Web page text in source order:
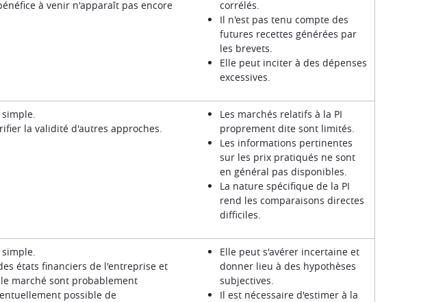
à venir n'apparaît pas encore
corrélés.
Il n'est pas tenu compte des
futures recettes générées par
les brevets.
Elle peut inciter à des dépenses
excessives.
la validité d'autres approches.
Les marchés relatifs à la PI
proprement dite sont limités.
Les informations pertinentes
sur les prix pratiqués ne sont
en général pas disponibles.
La nature spécifique de la PI
rend les comparaisons directes
difficiles.
états financiers de l'entreprise et
marché sont probablement
possible de
Elle peut s'avérer incertaine et
donner lieu à des hypothèses
subjectives.
Il est nécessaire d'estimer à la